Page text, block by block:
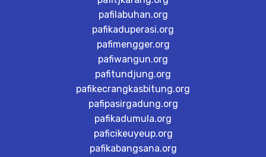
pafilabuhan.org
pafikaduperasi.org
pafimengger.org
pafiwangun.org
pafitundjung.org
pafikecrangkasbitung.org
pafipasirgadung.org
pafikadumula.org
paficikeuyeup.org
pafikabangsana.org